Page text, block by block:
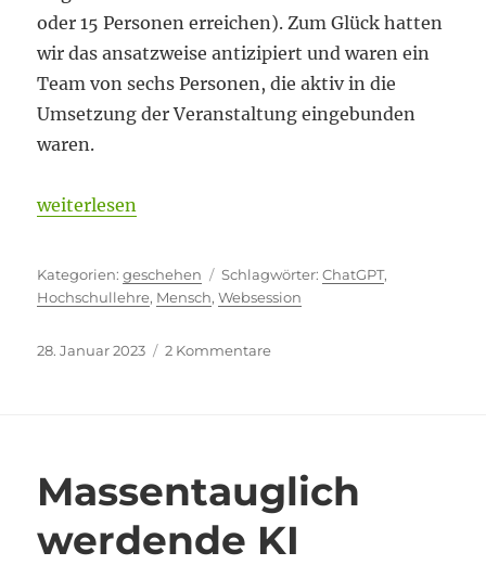
oder 15 Personen erreichen). Zum Glück hatten
wir das ansatzweise antizipiert und waren ein
Team von sechs Personen, die aktiv in die
Umsetzung der Veranstaltung eingebunden
waren.
„Gestalten oder reagieren?“
weiterlesen
Kategorien
geschehen Schlagwörter
ChatGPT,
Hochschullehre, Mensch,Websession
Veröffentlicht
28. Januar 2023 2 Kommentarezu
Massentauglich
werdende KI